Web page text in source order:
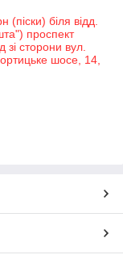
біля відд.
проспект
зі сторони вул.
шосе, 14,